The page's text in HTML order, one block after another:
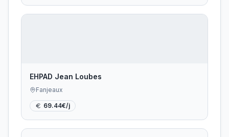
EHPAD Jean Loubes
Fanjeaux
69.44€/j